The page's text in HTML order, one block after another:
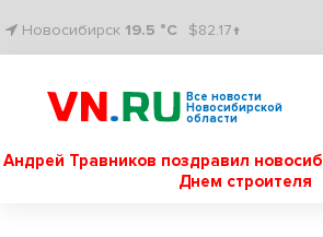
Новосибирск 19.5 °C $82.17↑
Все новости
Новосибирской
области
Андрей Травников поздравил
Днем строителя